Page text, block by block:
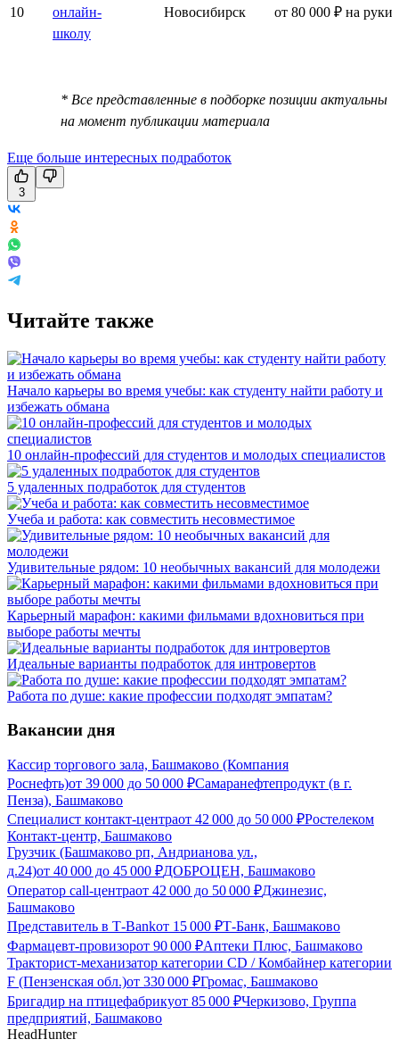
10
онлайн-
школу
Новосибирск от 80 000 ₽ на руки
* Все представленные в подборке позиции актуальны
на момент публикации материала
Еще больше интересных подработок
3
Читайте также
Начало карьеры во время учебы: как студенту найти работу и
избежать обмана
10 онлайн-профессий для студентов и молодых специалистов
5 удаленных подработок для студентов
Учеба и работа: как совместить несовместимое
Удивительные рядом: 10 необычных вакансий для молодежи
Карьерный марафон: какими фильмами вдохновиться при
выборе работы мечты
Идеальные варианты подработок для интровертов
Работа по душе: какие профессии подходят эмпатам?
Вакансии дня
Кассир торгового зала, Башмаково (Компания
Роснефть)от 39 000 до 50 000 ₽Самаранефтепродукт (в г.
Пенза), Башмаково
Специалист контакт-центраот 42 000 до 50 000 ₽Ростелеком
Контакт-центр, Башмаково
Грузчик (Башмаково рп, Андрианова ул.,
д.24)от 40 000 до 45 000 ₽ДОБРОЦЕН, Башмаково
Оператор call-центраот 42 000 до 50 000 ₽Джинезис,
Башмаково
Представитель в Т-Bankот 15 000 ₽Т-Банк, Башмаково
Фармацевт-провизорот 90 000 ₽Аптеки Плюс, Башмаково
Тракторист-механизатор категории CD / Комбайнер категории
F (Пензенская обл.)от 330 000 ₽Громас, Башмаково
Бригадир на птицефабрикуот 85 000 ₽Черкизово, Группа
предприятий, Башмаково
HeadHunter